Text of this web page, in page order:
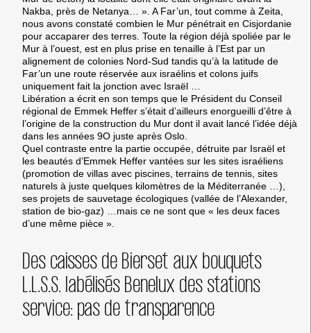
Nakba, près de Netanya… ». A Far’un, tout comme à Zeita,
nous avons constaté combien le Mur pénétrait en Cisjordanie
pour accaparer des terres. Toute la région déjà spoliée par le
Mur à l’ouest, est en plus prise en tenaille à l’Est par un
alignement de colonies Nord-Sud tandis qu’à la latitude de
Far’un une route réservée aux israélins et colons juifs
uniquement fait la jonction avec Israël …
Libération a écrit en son temps que le Président du Conseil
régional de Emmek Heffer s’était d’ailleurs enorgueilli d’être à
l’origine de la construction du Mur dont il avait lancé l’idée déjà
dans les années 9O juste après Oslo.
Quel contraste entre la partie occupée, détruite par Israël et
les beautés d’Emmek Heffer vantées sur les sites israéliens
(promotion de villas avec piscines, terrains de tennis, sites
naturels à juste quelques kilomètres de la Méditerranée …),
ses projets de sauvetage écologiques (vallée de l’Alexander,
station de bio-gaz) …mais ce ne sont que « les deux faces
d’une même pièce ».
Des caisses de Bierset aux bouquets
L.L.S.S. labélisés Benelux des stations
service: pas de transparence